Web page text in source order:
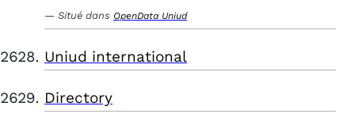
Situé dans OpenData Uniud
Uniud international
Directory